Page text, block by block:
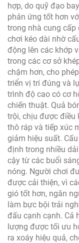
hợp, do quỹ đạo
phản ứng tốt hơn
trong nhà cung
chơi kéo dài nhờ
động lên các khớp
trong các cơ sở
chậm hơn, cho
triển vị trí đúng và
trình độ cao có cơ
chiến thuật. Quả
trội, chịu được điều
thô ráp và tiếp xúc
giảm hiệu suất.
định trong nhiều
cậy từ các buổi
nóng. Người chơi
được cải thiện, vì
gió tốt hơn, ngăn
làm bực bội trải
đấu cạnh cạnh. Cả
lượng được tối ưu
ra xoáy hiệu quả,